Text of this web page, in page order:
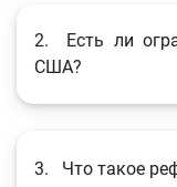
Опросы
2.
Есть ли
США?
3. Что такое